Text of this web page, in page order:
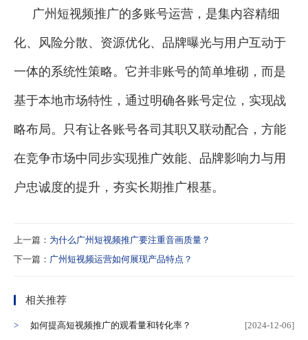
广州短视频推广的多账号运营，是集内容精细
化、风险分散、资源优化、品牌曝光与用户互动于
一体的系统性策略。它并非账号的简单堆砌，而是
基于本地市场特性，通过明确各账号定位，实现战
略布局。只有让各账号各司其职又联动配合，方能
在竞争市场中同步实现推广效能、品牌影响力与用
户忠诚度的提升，夯实长期推广根基。
上一篇： 为什么广州短视频推广要注重音画质量？
下一篇： 广州短视频运营如何展现产品特点？
相关推荐
如何提高短视频推广的观看量和转化率？
[2024-12-06]